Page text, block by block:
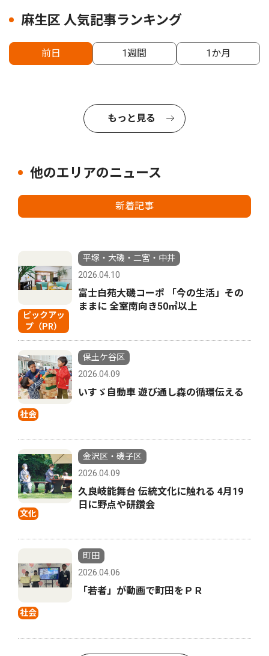
麻生区 人気記事ランキング
前日 1週間 1か月
もっと見る
他のエリアのニュース
新着記事
ピックアッ
プ（PR）
平塚・大磯・二宮・中井
2026.04.10
富士白苑大磯コーポ 「今の生活」その
ままに 全室南向き50㎡以上
社会
保土ケ谷区
2026.04.09
いすゞ自動車 遊び通し森の循環伝える
文化
金沢区・磯子区
2026.04.09
久良岐能舞台 伝統文化に触れる 4月19
日に野点や研鑽会
社会
町田
2026.04.06
「若者」が動画で町田をＰＲ